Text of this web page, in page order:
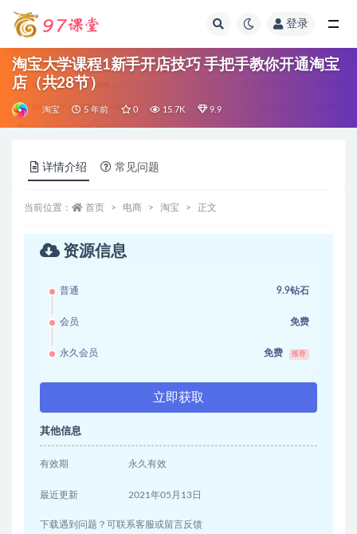
登录
淘宝大学课程1新手开店技巧 手把手教你开通淘宝
店（共28节）
淘宝 5 年前 0 15.7K 9.9
详情介绍 常见问题
当前位置： 首页 电商 淘宝 正文
资源信息
普通 9.9钻石
会员 免费
永久会员 免费 推荐
立即获取
其他信息
有效期 永久有效
最近更新 2021年05月13日
下载遇到问题？可联系客服或留言反馈